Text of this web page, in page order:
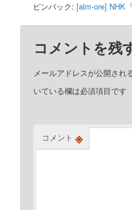
ピンバック:[alm-ore] NHK
コメントを残
メールアドレスが公開され
いている欄は必須項目です
コメント ※